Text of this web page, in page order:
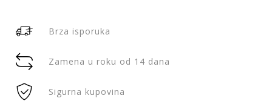
Brza isporuka
Zamena u roku od 14 dana
Sigurna kupovina